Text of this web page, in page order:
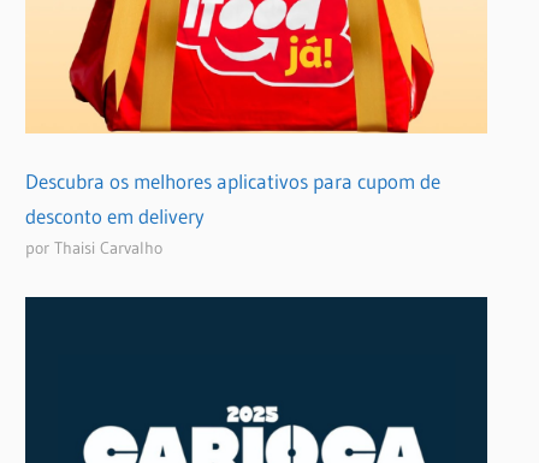
Descubra os melhores aplicativos para cupom de
desconto em delivery
por Thaisi Carvalho